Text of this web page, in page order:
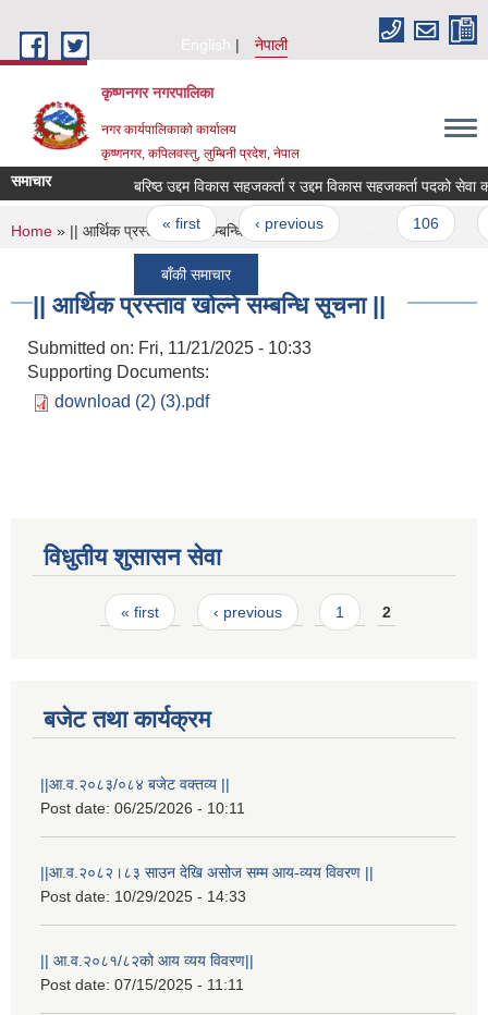
English
नेपाली
कृष्णनगर नगरपालिका
नगर कार्यपालिकाको कार्यालय
कृष्णनगर, कपिलवस्तु, लुम्बिनी प्रदेश, नेपाल
समाचार बरिष्ठ उद्दम विकास सहजकर्ता र उद्दम विकास सहजकर्ता पदको सेवा
Pages
« first ‹ previous 106
बाँकी समाचार
You are here
Home » || आर्थिक प्रस्ताव खोल्ने सम्बन्धि सूचना ||
|| आर्थिक प्रस्ताव खोल्ने सम्बन्धि सूचना ||
Submitted on: Fri, 11/21/2025 - 10:33
Supporting Documents:
download (2) (3).pdf
विधुतीय शुसासन सेवा
Pages« first ‹ previous 1 2
बजेट तथा कार्यक्रम
||आ.व.२०८३/०८४ बजेट वक्तव्य ||
Post date: 06/25/2026 - 10:11
||आ.व.२०८२।८३ साउन देखि असोज सम्म आय-व्यय विवरण ||
Post date: 10/29/2025 - 14:33
|| आ.व.२०८१/८२को आय व्यय विवरण||
Post date: 07/15/2025 - 11:11